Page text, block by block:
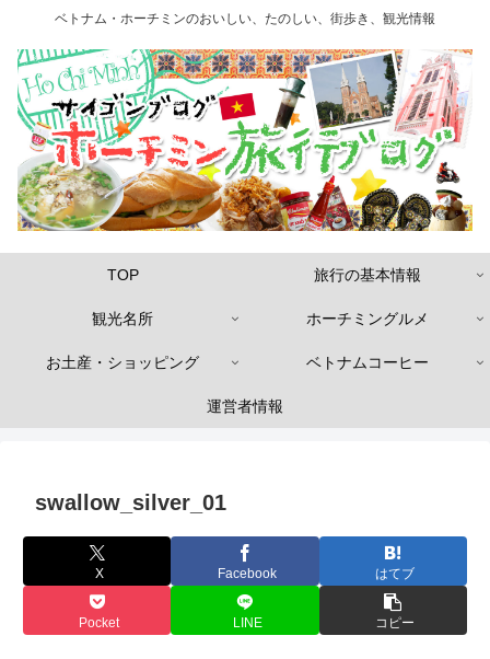
ベトナム・ホーチミンのおいしい、たのしい、街歩き、観光情報
TOP 旅行の基本情報
観光名所 ホーチミングルメ
お土産・ショッピング ベトナムコーヒー
運営者情報
swallow_silver_01
X Facebook はてブ
Pocket LINE コピー